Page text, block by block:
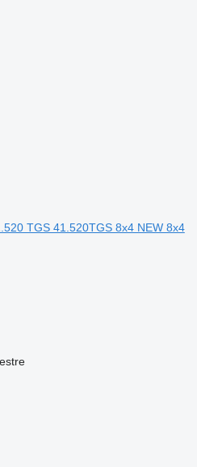
TGS 41.520TGS 8x4 NEW 8x4